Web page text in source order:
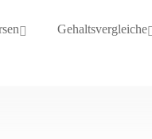
Gehaltsvergleiche